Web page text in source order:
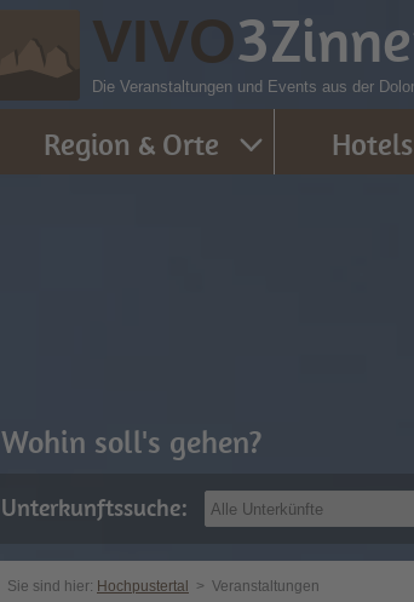
VIVO3
Die Veranstaltungen und Events aus der
Wohin soll's gehen?
Unterkunftssuche:
Region & Orte Hotels
Sie sind hier: Hochpustertal > Veranstaltungen